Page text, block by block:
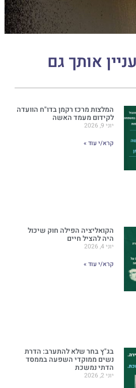
אותך גם
המלצות מרכז רקמן בדו"ח הוועדה
לקידום מעמד האשה
יוני 9, 2026
קרא/י עוד »
הקואליציה הפילה חוק שיכול
היה להציל חיים
יוני 4, 2026
קרא/י עוד »
בג"ץ בחר שלא להתערב: הדרת
נשים ממוקדי השפעה בממסד
הדתי נמשכת
יוני 2, 2026